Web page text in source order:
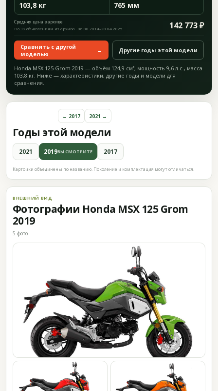
103,8 кг 765 мм
Средняя цена в архиве 142 773 ₽
По 39 объявлениям из архива · 06.08.2014–28.04.2025
Сравнить с другой
моделью
→ Другие годы этой модели
Honda MSX 125 Grom 2019 — объём 124,9 см³, мощность 9,6 л.с., масса
103,8 кг. Ниже — характеристики, другие годы и модели для
сравнения.
Годы этой модели
← 2017 2021 →
2021 2019ВЫ СМОТРИТЕ 2017
Карточки объединены по названию. Поколение и комплектация могут отличаться.
ВНЕШНИЙ ВИД
Фотографии Honda MSX 125 Grom
2019
5 фото